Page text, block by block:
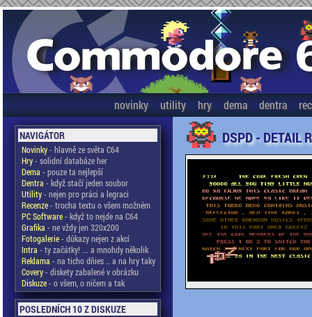
novinky utility hry dema dentra
NAVIGÁTOR
Novinky- hlavně ze světa C64
Hry- solidní databáze her
Dema - pouze ta nejlepší
Dentra - když stačí jeden soubor
Utility- nejen pro práci a legraci
Recenze- trocha textu o všem možném
PC Software- když to nejde na C64
Grafika - ne vždy jen 320x200
Fotogalerie- důkazy nejen z akcí
Intra - ty začátky! ... a mnohdy několik
Reklama - na ticho dňies .. a na hry taky
Covery- diskety zabalené v obrázku
Diskuze- o všem, o ničem a tak
POSLEDNÍCH 10 Z DISKUZE
DSPD - DETAIL